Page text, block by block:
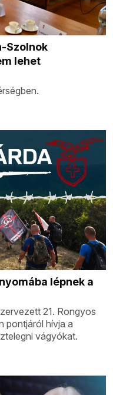
Szolnok
lehet
lépnek a
21. Rongyos
pontjáról hívja a
vágyókat.